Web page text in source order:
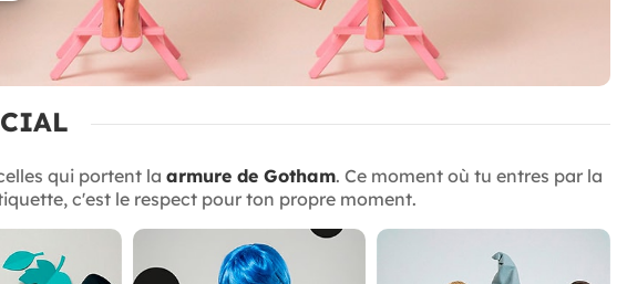
qui portent la armure de Gotham. Ce moment où tu entres par la
c'est le respect pour ton propre moment.